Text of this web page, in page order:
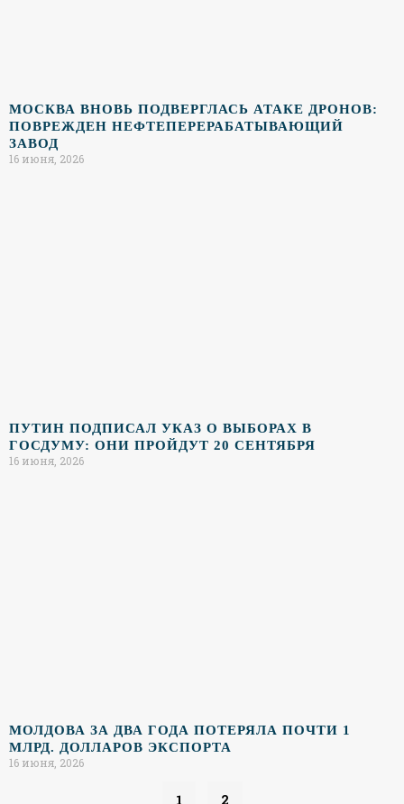
МОСКВА ВНОВЬ ПОДВЕРГЛАСЬ АТАКЕ ДРОНОВ:
ПОВРЕЖДЕН НЕФТЕПЕРЕРАБАТЫВАЮЩИЙ
ЗАВОД
16 июня, 2026
ПУТИН ПОДПИСАЛ УКАЗ О ВЫБОРАХ В
ГОСДУМУ: ОНИ ПРОЙДУТ 20 СЕНТЯБРЯ
16 июня, 2026
МОЛДОВА ЗА ДВА ГОДА ПОТЕРЯЛА ПОЧТИ 1
МЛРД. ДОЛЛАРОВ ЭКСПОРТА
16 июня, 2026
1 2